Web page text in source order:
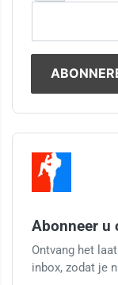
Abonneer u
Ontvang het
inbox, zodat je